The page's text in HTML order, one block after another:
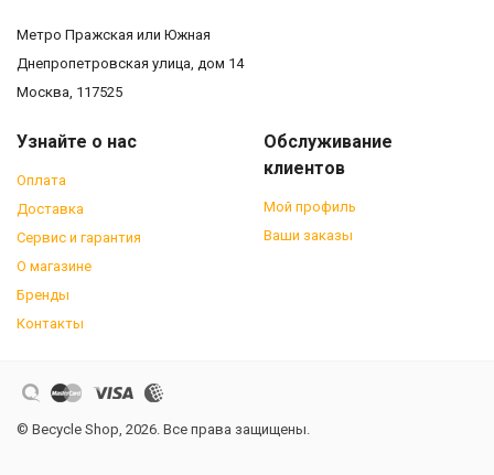
Метро Пражская или Южная
Днепропетровская улица, дом 14
Москва, 117525
Узнайте о нас
Оплата
Доставка
Сервис и гарантия
О магазине
Бренды
Контакты
Обслуживание
клиентов
Мой профиль
Ваши заказы
© Becycle Shop, 2026. Все права защищены.